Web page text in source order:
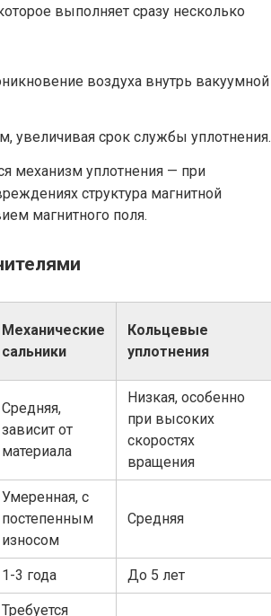
выполняет сразу несколько
воздуха внутрь вакуумной
увеличивая срок службы уплотнения.
механизм уплотнения — при
структура магнитной
магнитного поля.
Механические
сальники
Кольцевые
уплотнения
Средняя,
зависит от
материала
Низкая, особенно
при высоких
скоростях
вращения
Умеренная, с
постепенным
износом
Средняя
1-3 года До 5 лет
Требуется